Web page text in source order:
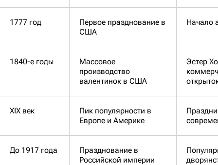
1777 год
Первое празднование в
США
Начало
1840-е годы
Массовое
производство
валентинок в США
Эстер
XIX век
Пик популярности в
Европе и Америке
До 1917 года
Празднование в
Российской империи